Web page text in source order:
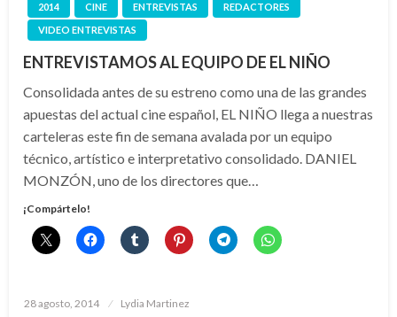
2014 CINE ENTREVISTAS
REDACTORES
VIDEO ENTREVISTAS
ENTREVISTAMOS AL EQUIPO DE EL NIÑO
Consolidada antes de su estreno como una de las grandes
apuestas del actual cine español, EL NIÑO llega a nuestras
carteleras este fin de semana avalada por un equipo
técnico, artístico e interpretativo consolidado. DANIEL
MONZÓN, uno de los directores que…
¡Compártelo!
Publicado
28 agosto, 2014 Lydia Martinez